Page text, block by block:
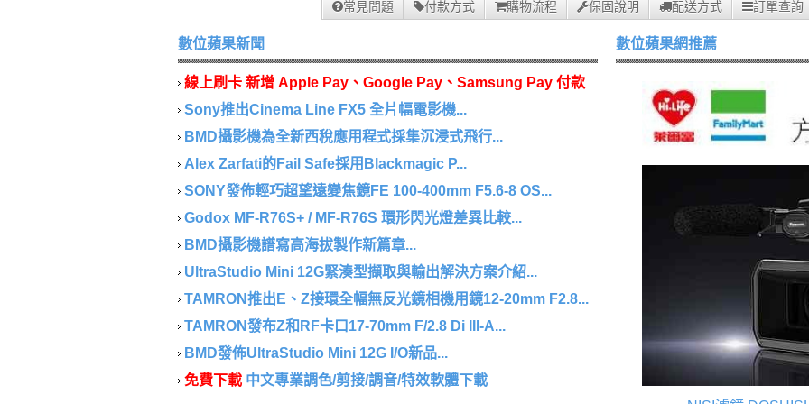
常見問題 付款方式 購物流程 保固說明 配送方式 訂單查詢
數位蘋果新聞
線上刷卡 新增 Apple Pay、Google Pay、Samsung Pay 付款
Sony推出Cinema Line FX5 全片幅電影機...
BMD攝影機為全新西稅應用程式採集沉浸式飛行...
Alex Zarfati的Fail Safe採用Blackmagic P...
SONY發佈輕巧超望遠變焦鏡FE 100-400mm F5.6-8 OS...
Godox MF-R76S+ / MF-R76S 環形閃光燈差異比較...
BMD攝影機譜寫高海拔製作新篇章...
UltraStudio Mini 12G緊湊型擷取與輸出解決方案介紹...
TAMRON推出E、Z接環全幅無反光鏡相機用鏡12-20mm F2.8...
TAMRON發布Z和RF卡口17-70mm F/2.8 Di III-A...
BMD發佈UltraStudio Mini 12G I/O新品...
免費下載 中文專業調色/剪接/調音/特效軟體下載
數位蘋果網推薦